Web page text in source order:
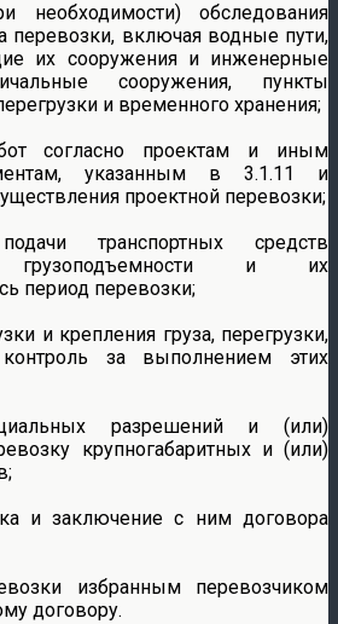
необходимости) обследования
перевозки, включая водные пути,
их сооружения и инженерные
сооружения, пункты
и временного хранения;
согласно проектам и иным
указанным в 3.1.11 и
проектной перевозки;
транспортных средств
грузоподъемности и их
период перевозки;
и крепления груза, перегрузки,
за выполнением этих
разрешений и (или)
крупногабаритных и (или)
и заключение с ним договора
избранным перевозчиком
договору.